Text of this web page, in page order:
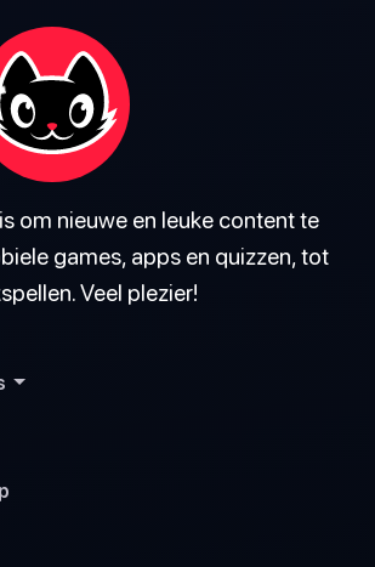
om nieuwe en leuke content te
games, apps en quizzen, tot
Veel plezier!